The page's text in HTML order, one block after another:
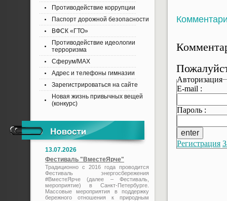
Авторизация
E-mail :
Пароль :
Регистрация
Противодействие коррупции
Паспорт дорожной безопасности
ВФСК «ГТО»
Противодействие идеологии
терроризма
Сферум/MAX
Адрес и телефоны гимназии
Зарегистрироваться на сайте
Новая жизнь привычных вещей
(конкурс)
13.07.2026
Фестиваль "ВместеЯрче"
Традиционно с 2016 года проводится
Фестиваль энергосбережения
#ВместеЯрче (далее – Фестиваль,
мероприятие) в Санкт-Петербурге.
Массовые мероприятия в поддержку
бережного отношения к природным